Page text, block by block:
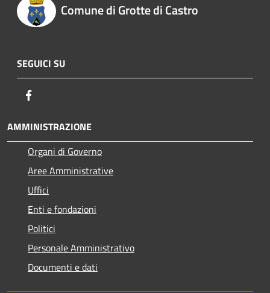
Comune di Grotte di Castro
SEGUICI SU
AMMINISTRAZIONE
Organi di Governo
Aree Amministrative
Uffici
Enti e fondazioni
Politici
Personale Amministrativo
Documenti e dati